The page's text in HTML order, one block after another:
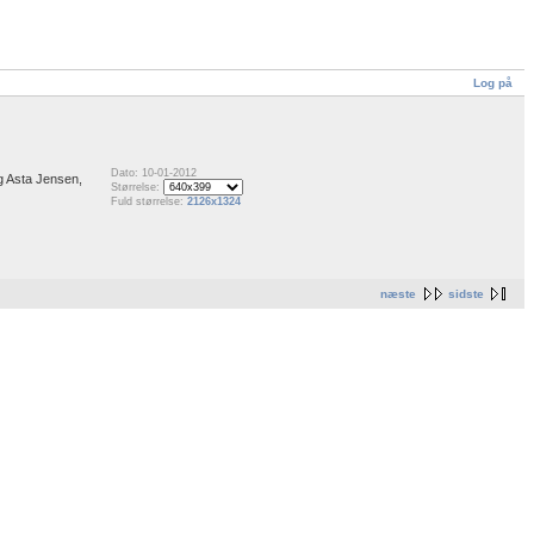
Log på
Jensen,
Dato: 10-01-2012
Størrelse:
Fuld størrelse: 2126x1324
næste sidste